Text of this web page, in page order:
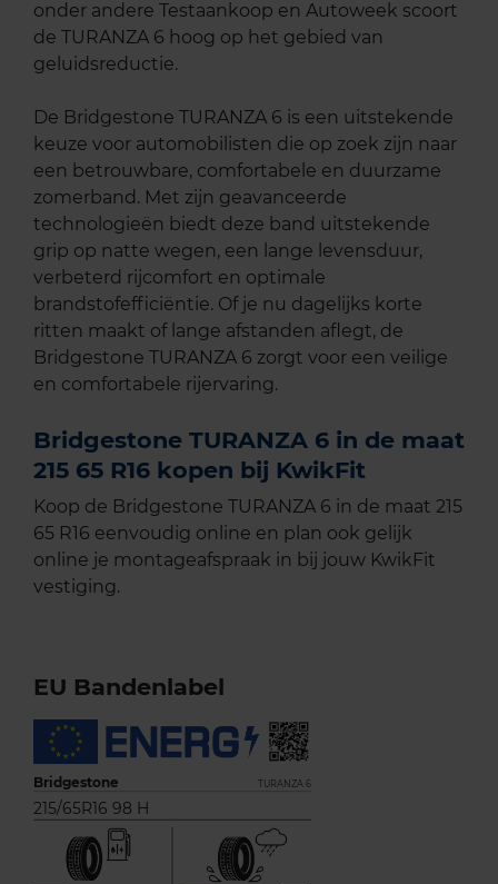
onder andere Testaankoop en Autoweek scoort
de TURANZA 6 hoog op het gebied van
geluidsreductie.
De Bridgestone TURANZA 6 is een uitstekende
keuze voor automobilisten die op zoek zijn naar
een betrouwbare, comfortabele en duurzame
zomerband. Met zijn geavanceerde
technologieën biedt deze band uitstekende
grip op natte wegen, een lange levensduur,
verbeterd rijcomfort en optimale
brandstofefficiëntie. Of je nu dagelijks korte
ritten maakt of lange afstanden aflegt, de
Bridgestone TURANZA 6 zorgt voor een veilige
en comfortabele rijervaring.
Bridgestone TURANZA 6 in de maat
215 65 R16 kopen bij KwikFit
Koop de Bridgestone TURANZA 6 in de maat 215
65 R16 eenvoudig online en plan ook gelijk
online je montageafspraak in bij jouw KwikFit
vestiging.
EU Bandenlabel
Bridgestone TURANZA 6
215/65R16 98 H